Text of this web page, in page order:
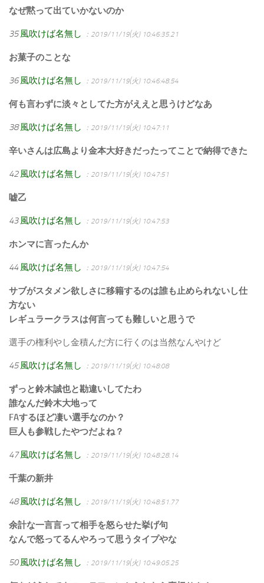
なぜ黙って出ていかないのか
35 風吹けば名無し ：2019/11/19(火) 10:46:35.21
お菓子のことな
36 風吹けば名無し ：2019/11/19(火) 10:46:48.54
何も言わずに淡々としてた方がええと思うけどなあ
38 風吹けば名無し ：2019/11/19(火) 10:47:11
辛いさんは広島より金本大好きだったってことで納得できた
42 風吹けば名無し ：2019/11/19(火) 10:47:51
嘘乙
43 風吹けば名無し ：2019/11/19(火) 10:47:53
ホンマに言ったんか
44 風吹けば名無し ：2019/11/19(火) 10:47:54
サブがスタメン欲しさに移籍するのは誰も止められないし仕
方ない
レギュラークラスは何言っても難しいと思うで
選手の権利やし金積んだ方に行くのは当然なんやけど
45 風吹けば名無し ：2019/11/19(火) 10:48:08
ずっと鈴木誠也と勘違いしてたわ
誰なんだ鈴木大地って
FAするほど凄い選手なのか？
巨人も参戦したやつだよね？
47 風吹けば名無し ：2019/11/19(火) 10:48:28.14
千葉の新井
48 風吹けば名無し ：2019/11/19(火) 10:48:51.77
余計な一言言って相手を怒らせた挙げ句
なんで怒ってるんやろって思うタイプやな
50 風吹けば名無し ：2019/11/19(火) 10:49:05.25